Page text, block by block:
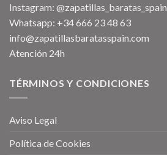
Instagram: @zapatillas_baratas_spain
Whatsapp: +34 666 23 48 63
info@zapatillasbaratasspain.com
Atención 24h
TÉRMINOS Y CONDICIONES
Aviso Legal
Política de Cookies